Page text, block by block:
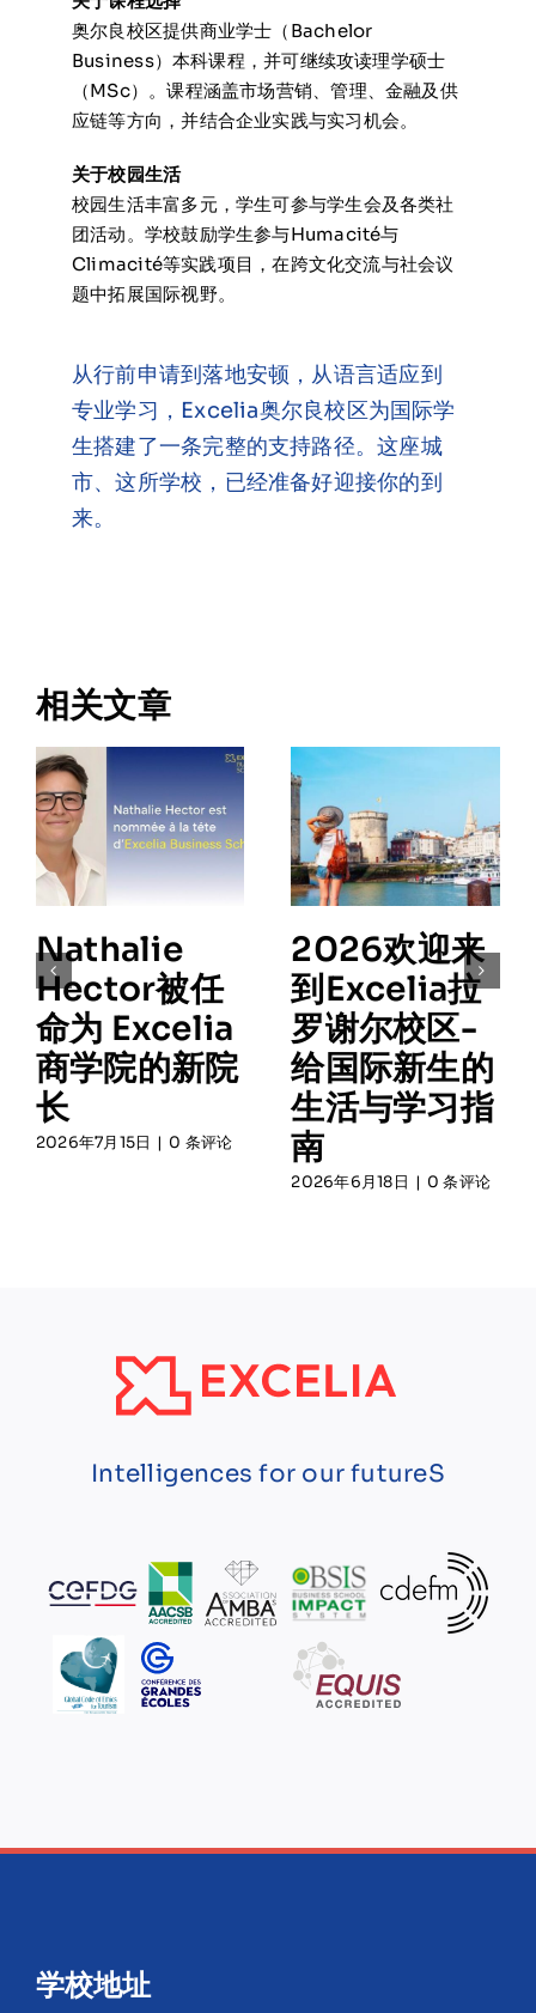
奥尔良校区提供商业学士（Bachelor
Business）本科课程，并可继续攻读理学硕士
（MSc）。课程涵盖市场营销、管理、金融及供
应链等方向，并结合企业实践与实习机会。
关于校园生活
校园生活丰富多元，学生可参与学生会及各类社
团活动。学校鼓励学生参与Humacité与
Climacité等实践项目，在跨文化交流与社会议
题中拓展国际视野。
从行前申请到落地安顿，从语言适应到
专业学习，Excelia奥尔良校区为国际学
生搭建了一条完整的支持路径。这座城
市、这所学校，已经准备好迎接你的到
来。
相关文章
Nathalie
Hector被任
命为 Excelia
商学院的新院
长
2026年7月15日 | 0 条评论
2026欢迎来
到Excelia拉
罗谢尔校区-
给国际新生的
生活与学习指
南
2026年6月18日 | 0 条评论
Intelligences for our futureS
学校地址